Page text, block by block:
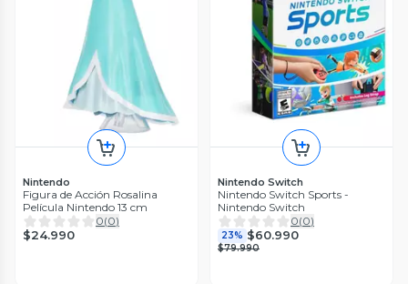
Nintendo
Figura de Acción Rosalina
Película Nintendo 13 cm
0(0)
$24.990
Nintendo Switch
Nintendo Switch Sports -
Nintendo Switch
0(0)
23% $60.990
$79.990